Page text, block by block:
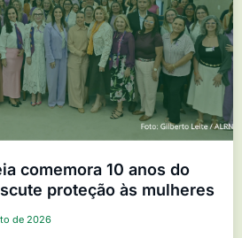
comemora 10 anos do
proteção às mulheres
de 2026